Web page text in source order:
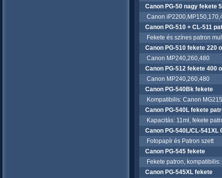
Canon PG-50 nagy fekete
Canon
Canon PG-510 + CL-511
Fekete és színes patron
Canon PG-510 fekete 220
Canon MP240,260,480
Canon PG-512 fekete 400
Canon MP240,260,480
Canon PG-540Bk fekete
Kompatibilis: Canon
Canon PG-540L fekete
Kapacitás: 11ml, fekete
Canon PG-540L/CL-
Fotopapír és Patron szett
Canon PG-545 fekete
Fekete patron, kompatibilis:
Canon PG-545XL fekete